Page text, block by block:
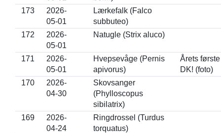
173
2026-
05-01
Lærkefalk (Falco
subbuteo)
172
2026-
05-01
Natugle (Strix aluco)
171
2026-
05-01
Hvepsevåge (Pernis
apivorus)
Årets
DK! (foto)
170
2026-
04-30
Skovsanger
(Phylloscopus
sibilatrix)
169
2026-
04-24
Ringdrossel (Turdus
torquatus)